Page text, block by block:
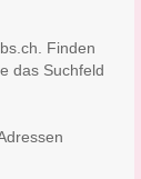
Finden
das Suchfeld